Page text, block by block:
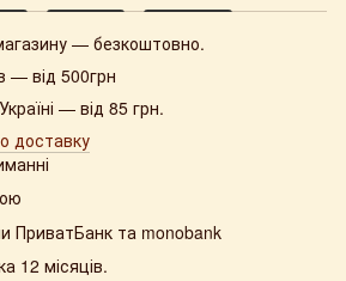
— безкоштовно.
— від 500грн
— від 85 грн.
доставку
ПриватБанк та monobank
12 місяців.